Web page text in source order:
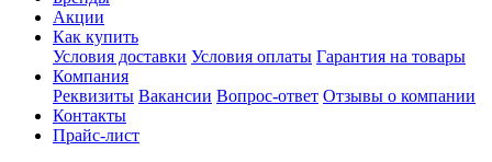
Акции
Как купить
Условия доставки Условия оплаты Гарантия на товары
Компания
Реквизиты Вакансии Вопрос-ответ Отзывы о компании
Контакты
Прайс-лист